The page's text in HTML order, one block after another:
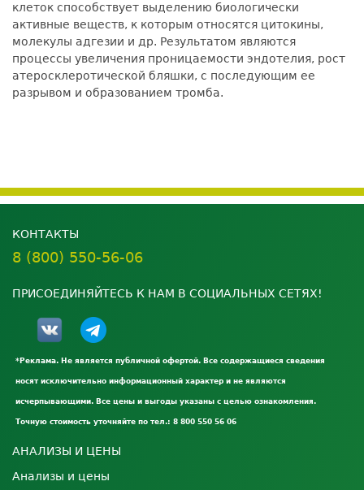
клеток способствует выделению биологически
активные веществ, к которым относятся цитокины,
молекулы адгезии и др. Результатом являются
процессы увеличения проницаемости эндотелия, рост
атеросклеротической бляшки, с последующим ее
разрывом и образованием тромба.
КОНТАКТЫ
8 (800) 550-56-06
ПРИСОЕДИНЯЙТЕСЬ К НАМ В СОЦИАЛЬНЫХ СЕТЯХ!
*Реклама. Не является публичной офертой. Все содержащиеся сведения
носят исключительно информационный характер и не являются
исчерпывающими. Все цены и выгоды указаны с целью ознакомления.
Точную стоимость уточняйте по тел.: 8 800 550 56 06
АНАЛИЗЫ И ЦЕНЫ
Анализы и цены